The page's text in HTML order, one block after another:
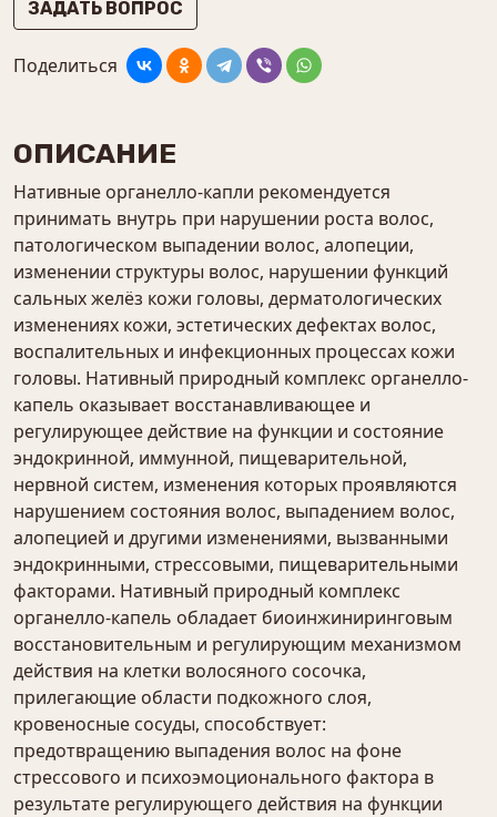
ЗАДАТЬ ВОПРОС
Поделиться
ОПИСАНИЕ
Нативные органелло-капли рекомендуется
принимать внутрь при нарушении роста волос,
патологическом выпадении волос, алопеции,
изменении структуры волос, нарушении функций
сальных желёз кожи головы, дерматологических
изменениях кожи, эстетических дефектах волос,
воспалительных и инфекционных процессах кожи
головы. Нативный природный комплекс органелло-
капель оказывает восстанавливающее и
регулирующее действие на функции и состояние
эндокринной, иммунной, пищеварительной,
нервной систем, изменения которых проявляются
нарушением состояния волос, выпадением волос,
алопецией и другими изменениями, вызванными
эндокринными, стрессовыми, пищеварительными
факторами. Нативный природный комплекс
органелло-капель обладает биоинжиниринговым
восстановительным и регулирующим механизмом
действия на клетки волосяного сосочка,
прилегающие области подкожного слоя,
кровеносные сосуды, способствует:
предотвращению выпадения волос на фоне
стрессового и психоэмоционального фактора в
результате регулирующего действия на функции